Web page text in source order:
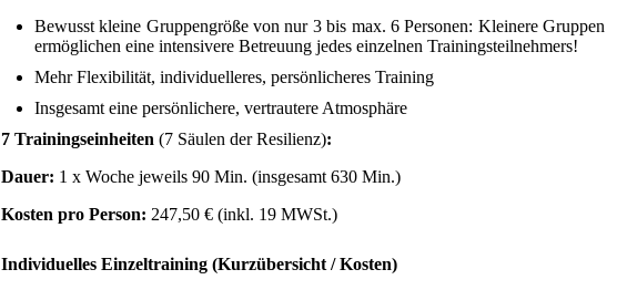
Bewusst kleine Gruppengröße von nur 3 bis max. 6 Personen: Kleinere Gruppen
ermöglichen eine intensivere Betreuung jedes einzelnen Trainingsteilnehmers!
Mehr Flexibilität, individuelleres, persönlicheres Training
Insgesamt eine persönlichere, vertrautere Atmosphäre
7 Trainingseinheiten (7 Säulen der Resilienz):
Dauer: 1 x Woche jeweils 90 Min. (insgesamt 630 Min.)
Kosten pro Person: 247,50 € (inkl. 19 MWSt.)
Individuelles Einzeltraining (Kurzübersicht / Kosten)